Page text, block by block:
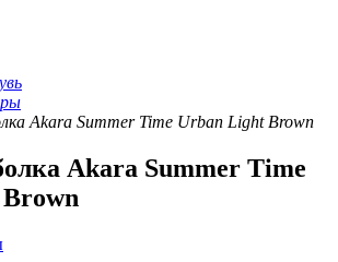
Akara Summer Time Urban Light Brown
Akara Summer Time